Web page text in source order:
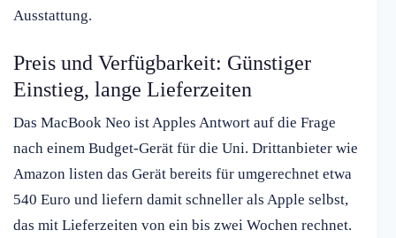
Ausstattung.
Preis und Verfügbarkeit: Günstiger
Einstieg, lange Lieferzeiten
Das MacBook Neo ist Apples Antwort auf die Frage
nach einem Budget-Gerät für die Uni. Drittanbieter wie
Amazon listen das Gerät bereits für umgerechnet etwa
540 Euro und liefern damit schneller als Apple selbst,
das mit Lieferzeiten von ein bis zwei Wochen rechnet.